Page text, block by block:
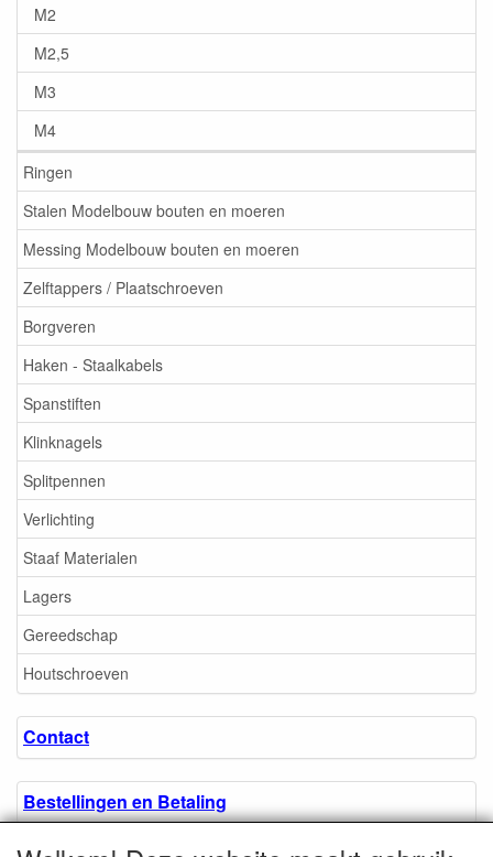
M2
M2,5
M3
M4
Ringen
Stalen Modelbouw bouten en moeren
Messing Modelbouw bouten en moeren
Zelftappers / Plaatschroeven
Borgveren
Haken - Staalkabels
Spanstiften
Klinknagels
Splitpennen
Verlichting
Staaf Materialen
Lagers
Gereedschap
Houtschroeven
Contact
Bestellingen en Betaling